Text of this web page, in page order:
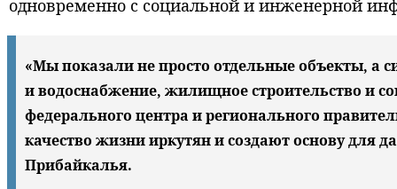
одновременно с социальной и инженерной
«Мы показали не просто отдельные объекты, а
и водоснабжение, жилищное строительство и
федерального центра и регионального
качество жизни иркутян и создают основу для
Прибайкалья.